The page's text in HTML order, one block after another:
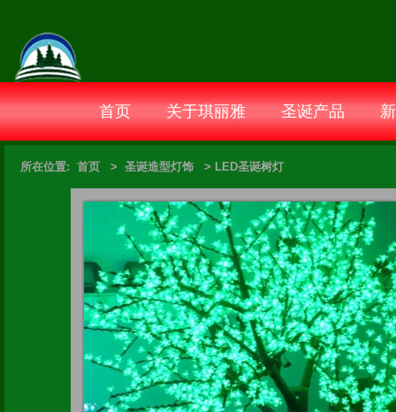
首页 关于琪丽雅 圣诞产品
所在位置: 首页 > 圣诞造型灯饰 > LED圣诞树灯